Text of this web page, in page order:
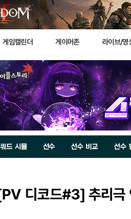
게임캘린더 게이머존 라이브/영
드 시뮬 선수 선수 비교 선수
디코드#3] 추리극